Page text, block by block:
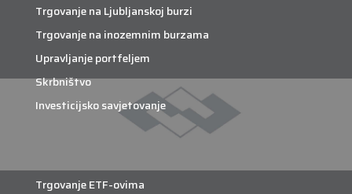
Trgovanje na Ljubljanskoj burzi
Trgovanje na inozemnim burzama
Upravljanje portfeljem
Skrbništvo
Investicijsko savjetovanje
Trgovanje ETF-ovima